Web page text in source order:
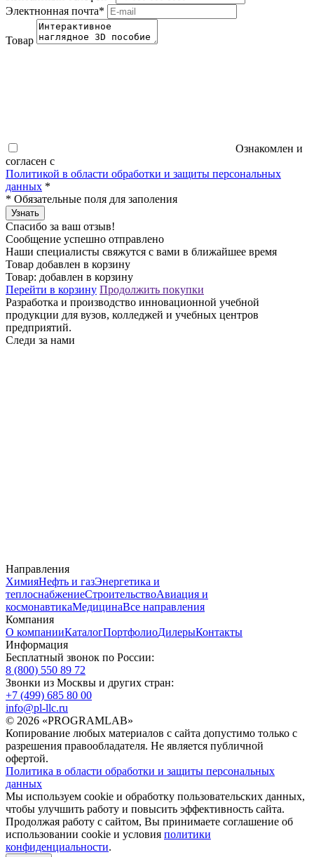
Электнонная почта*
Товар
Ознакомлен и
согласен с
Политикой в области обработки и защиты персональных
данных *
* Обязательные поля для заполения
Узнать
Спасибо за ваш отзыв!
Сообщение успешно отправлено
Наши специалисты свяжутся с вами в ближайшее время
Товар добавлен в корзину
Товар: добавлен в корзину
Перейти в корзину Продолжить покупки
Разработка и производство инновационной учебной
продукции для вузов, колледжей и учебных центров
предприятий.
Следи за нами
Направления
ХимияНефть и газЭнергетика и
теплоснабжениеСтроительствоАвиация и
космонавтикаМедицинаВсе направления
Компания
О компанииКаталогПортфолиоДилерыКонтакты
Информация
Бесплатный звонок по России:
8 (800) 550 89 72
Звонки из Москвы и других стран:
+7 (499) 685 80 00
info@pl-llc.ru
© 2026 «PROGRAMLAB»
Копирование любых материалов с сайта допустимо только с
разрешения правообладателя. Не является публичной
офертой.
Политика в области обработки и защиты персональных
данных
Мы используем cookie и обработку пользовательских данных,
чтобы улучшить работу и повысить эффективность сайта.
Продолжая работу с сайтом, Вы принимаете соглашение об
использовании cookie и условия политики
конфиденциальности.